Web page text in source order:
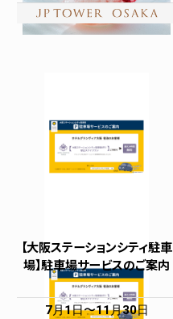
【大阪ステーションシティ駐車
場】駐車場サービスのご案内
7月1日 11月30日